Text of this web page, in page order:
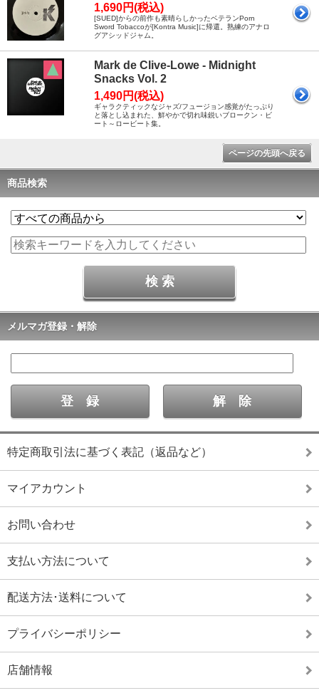
1,690円(税込)
[SUED]からの前作も素晴らしかったベテランPorn
Sword Tobaccoが[Kontra Music]に帰還。熟練のアナロ
グアシッドジャム。
Mark de Clive-Lowe - Midnight
Snacks Vol. 2
1,490円(税込)
ギャラクティックなジャズ/フュージョン感覚がたっぷり
と落とし込まれた、鮮やかで切れ味鋭いブロークン・ビ
ート～ロービート集。
ページの先頭へ戻る
商品検索
メルマガ登録・解除
特定商取引法に基づく表記（返品など）
マイアカウント
お問い合わせ
支払い方法について
配送方法･送料について
プライバシーポリシー
店舗情報